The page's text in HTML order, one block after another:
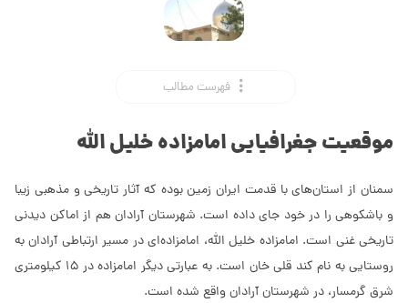
فهرست مطالب
موقعیت جغرافیایی امامزاده خلیل الله
سمنان از استان‌های با قدمت ایران زمین بوده که آثار تاریخی و مذهبی زیبا
و باشکوهی را در خود جای داده است. شهرستان آرادان هم از اماکن دیدنی
تاریخی غنی است. امامزاده خلیل الله، امامزاده‌ای در مسیر ارتباطی آرادان به
روستایی به نام کند قلی خان است. به عبارتی دیگر امامزاده در 15 کیلومتری
شرق گرمسار، در شهرستان آرادان واقع شده است.